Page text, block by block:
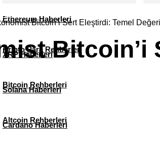
Ethereum Haberleri
XRP Haberleri
Solana Haberleri
Cardano Haberleri
Kripto Para Rehberleri
Bitcoin Rehberleri
Altcoin Rehberleri
Bitcoin’i Sert Eleştirdi: Temel Değeri
Bitcoin’i